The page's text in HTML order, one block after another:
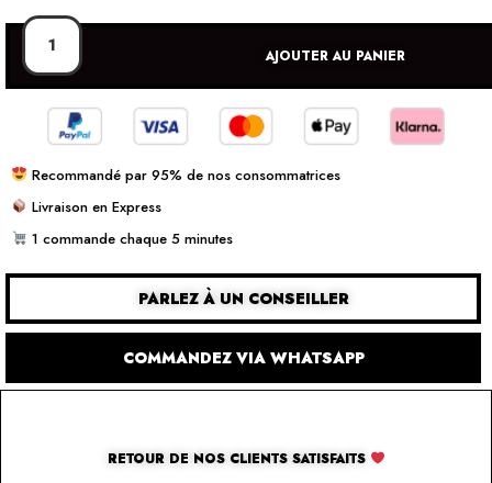
AJOUTER AU PANIER
Recommandé par 95% de nos consommatrices
Livraison en Express
1 commande chaque 5 minutes
PARLEZ À UN CONSEILLER
COMMANDEZ VIA WHATSAPP
RETOUR DE NOS CLIENTS SATISFAITS